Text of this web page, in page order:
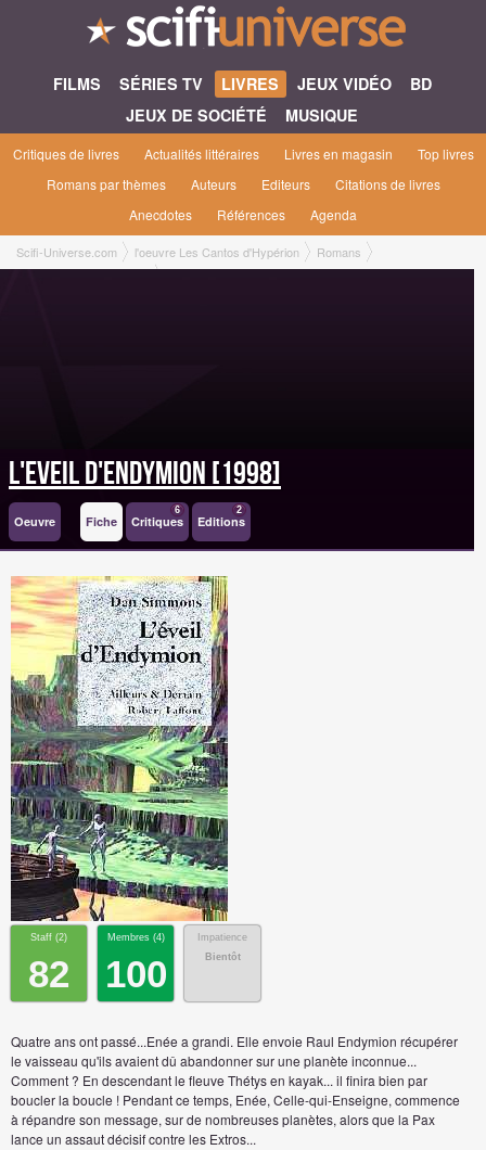
FILMS SÉRIES TV LIVRES JEUX VIDÉO
BD
JEUX DE SOCIÉTÉ
MUSIQUE
Critiques de livres Actualités littéraires Livres en magasin
Top livres
Romans par thèmes
Auteurs Editeurs
Citations de livres
Anecdotes
Références Agenda
Scifi-Universe.com l'oeuvre Les Cantos d'Hypérion
Romans
L'Eveil d'Endymion [1998]
L'Eveil d'Endymion [1998]
Oeuvre Fiche Critiques
6
Editions
2
Staff (2)
82
Membres (4)
100
Impatience
Bientôt
Quatre ans ont passé...Enée a grandi. Elle envoie Raul Endymion récupérer
le vaisseau qu'ils avaient dû abandonner sur une planète inconnue...
Comment ? En descendant le fleuve Thétys en kayak... il finira bien par
boucler la boucle ! Pendant ce temps, Enée, Celle-qui-Enseigne, commence
à répandre son message, sur de nombreuses planètes, alors que la Pax
lance un assaut décisif contre les Extros...